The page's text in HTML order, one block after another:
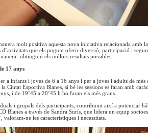
molt positiva aquesta nova iniciativa relacionada amb
que els puguin oferir diversió, participació i
obtinguin els millors resultats possibles.
17 anys
a infants i joves de 6 a 16 anys i per a joves i adults de més
Esportiva Blanes, si bé les sessions es faran amb
i de 19’45 a 20’45 h ho faran els més grans.
i grupals dels participants, contribuint així a potenciar
Blanes a través de Sandra Surís, que lidera un equip
ne les característiques i necessitats.